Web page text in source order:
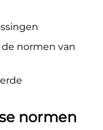
normen van
normen